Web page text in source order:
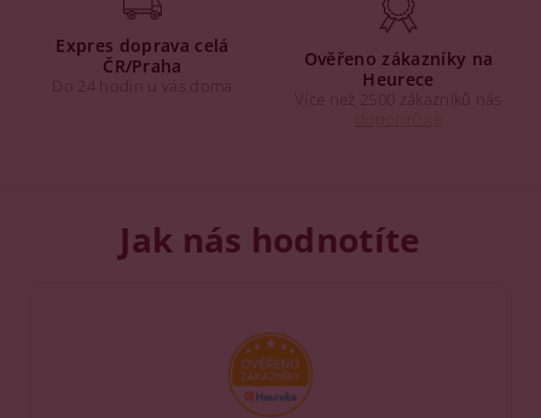
Expres doprava celá
ČR/Praha
Do 24 hodin u vás doma
Ověřeno zákazníky na
Heurece
Více než 2500 zákazníků nás
Jak nás hodnotíte